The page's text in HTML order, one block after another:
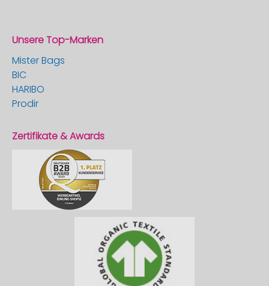
Unsere Top-Marken
Mister Bags
BIC
HARIBO
Prodir
Zertifikate & Awards